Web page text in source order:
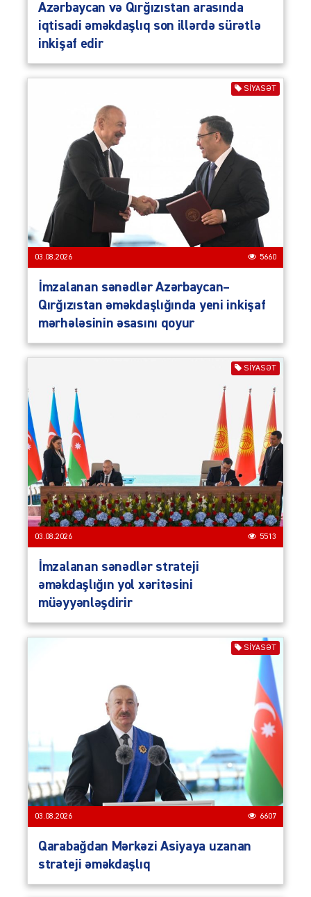
Azərbaycan və Qırğızıstan arasında
iqtisadi əməkdaşlıq son illərdə sürətlə
inkişaf edir
SIYASƏT
03.08.2026 5660
İmzalanan sənədlər Azərbaycan–
Qırğızıstan əməkdaşlığında yeni inkişaf
mərhələsinin əsasını qoyur
SIYASƏT
03.08.2026 5513
İmzalanan sənədlər strateji
əməkdaşlığın yol xəritəsini
müəyyənləşdirir
SIYASƏT
03.08.2026 6607
Qarabağdan Mərkəzi Asiyaya uzanan
strateji əməkdaşlıq